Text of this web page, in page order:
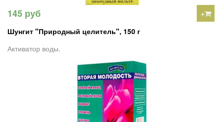
145 руб
+
Шунгит "Природный целитель", 150 г
Активатор воды.